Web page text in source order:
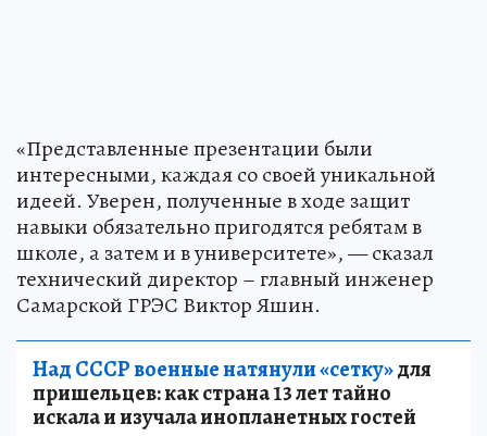
«Представленные презентации были
интересными, каждая со своей уникальной
идеей. Уверен, полученные в ходе защит
навыки обязательно пригодятся ребятам в
школе, а затем и в университете», — сказал
технический директор – главный инженер
Самарской ГРЭС Виктор Яшин.
Над СССР военные натянули «сетку»для
пришельцев: как страна 13 лет тайно
искала и изучала инопланетных гостей